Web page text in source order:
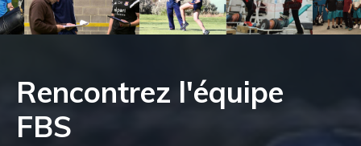
Rencontrez l'équipe
FBS